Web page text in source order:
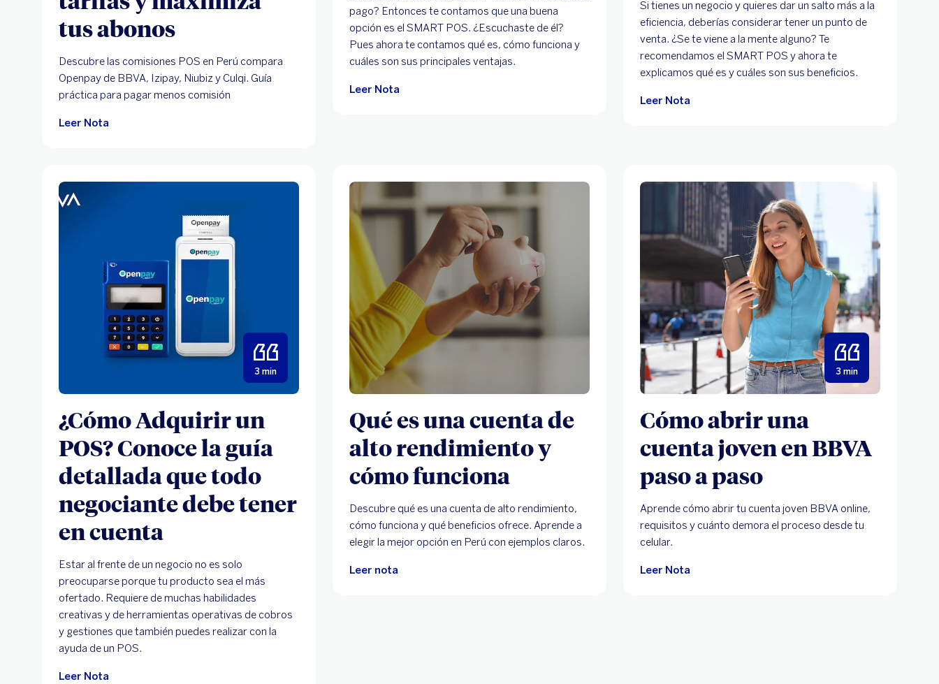
tus abonos
Descubre las comisiones POS en Perú compara
Openpay de BBVA, Izipay, Niubiz y Culqi. Guía
práctica para pagar menos comisión
Leer Nota
pago? Entonces te contamos que una buena
opción es el SMART POS. ¿Escuchaste de él?
Pues ahora te contamos qué es, cómo funciona y
cuáles son sus principales ventajas.
Leer Nota
Si tienes un negocio y quieres dar un salto más a la
eficiencia, deberías considerar tener un punto de
venta. ¿Se te viene a la mente alguno? Te
recomendamos el SMART POS y ahora te
explicamos qué es y cuáles son sus beneficios.
Leer Nota
3 min
¿Cómo Adquirir un
POS? Conoce la guía
detallada que todo
negociante debe tener
en cuenta
Estar al frente de un negocio no es solo
preocuparse porque tu producto sea el más
ofertado. Requiere de muchas habilidades
creativas y de herramientas operativas de cobros
y gestiones que también puedes realizar con la
ayuda de un POS.
Leer Nota
Qué es una cuenta de
alto rendimiento y
cómo funciona
Descubre qué es una cuenta de alto rendimiento,
cómo funciona y qué beneficios ofrece. Aprende a
elegir la mejor opción en Perú con ejemplos claros.
Leer nota
3 min
Cómo abrir una
cuenta joven en BBVA
paso a paso
Aprende cómo abrir tu cuenta joven BBVA online,
requisitos y cuánto demora el proceso desde tu
celular.
Leer Nota